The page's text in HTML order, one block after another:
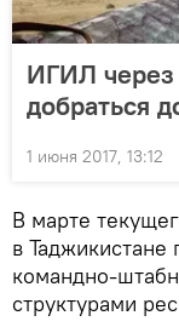
ИГИЛ через
добраться
1 июня 2017, 13:12
В марте
в Таджикистане
командно-
структурами